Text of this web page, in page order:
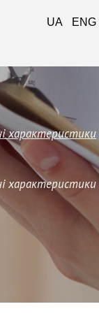
характеристики
характеристики
UA ENG